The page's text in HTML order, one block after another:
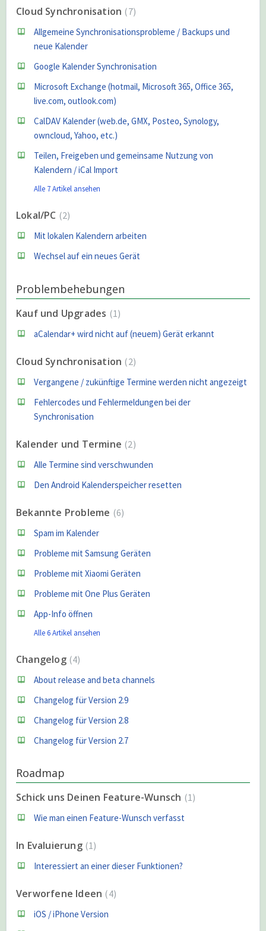
Cloud Synchronisation 7
Allgemeine Synchronisationsprobleme / Backups und
neue Kalender
Google Kalender Synchronisation
Microsoft Exchange (hotmail, Microsoft 365, Office 365,
live.com, outlook.com)
CalDAV Kalender (web.de, GMX, Posteo, Synology,
owncloud, Yahoo, etc.)
Teilen, Freigeben und gemeinsame Nutzung von
Kalendern / iCal Import
Alle 7 Artikel ansehen
Lokal/PC 2
Mit lokalen Kalendern arbeiten
Wechsel auf ein neues Gerät
Problembehebungen
Kauf und Upgrades 1
aCalendar+ wird nicht auf (neuem) Gerät erkannt
Cloud Synchronisation 2
Vergangene / zukünftige Termine werden nicht angezeigt
Fehlercodes und Fehlermeldungen bei der
Synchronisation
Kalender und Termine 2
Alle Termine sind verschwunden
Den Android Kalenderspeicher resetten
Bekannte Probleme 6
Spam im Kalender
Probleme mit Samsung Geräten
Probleme mit Xiaomi Geräten
Probleme mit One Plus Geräten
App-Info öffnen
Alle 6 Artikel ansehen
Changelog 4
About release and beta channels
Changelog für Version 2.9
Changelog für Version 2.8
Changelog für Version 2.7
Roadmap
Schick uns Deinen Feature-Wunsch 1
Wie man einen Feature-Wunsch verfasst
In Evaluierung 1
Interessiert an einer dieser Funktionen?
Verworfene Ideen 4
iOS / iPhone Version